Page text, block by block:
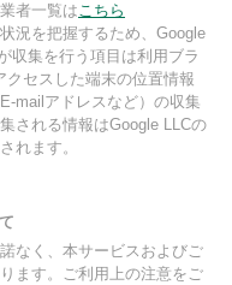
者一覧はこちら
況を把握するため、Google
収集を行う項目は利用ブラ
セスした端末の位置情報
mailアドレスなど）の収集
される情報はGoogle LLCの
れます。
なく、本サービスおよびご
ます。ご利用上の注意をご